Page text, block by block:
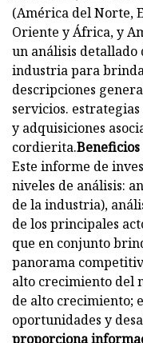
(América del Norte,
Oriente y África, y
un análisis detallado
industria para
descripciones
servicios. estrategias
y adquisiciones
cordierita.
Este informe de
niveles de análisis:
de la industria),
de los principales
que en conjunto
panorama
alto crecimiento del
de alto crecimiento;
oportunidades y
proporciona